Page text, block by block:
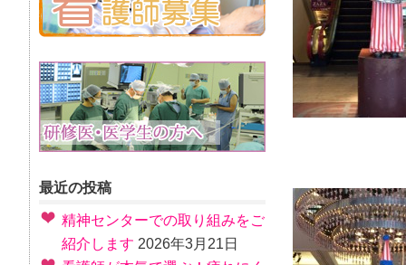
最近の投稿
精神センターでの取り組みをご
紹介します 2026年3月21日